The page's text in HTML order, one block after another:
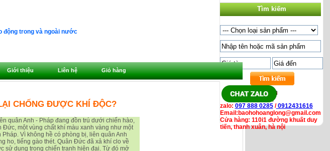
động trong và ngoài nước
Tìm kiếm
zalo: 097 888 0285/0912431616
Email:baohohoanglong@gmail.com
Cửa hàng: 110i1 đường khuất duy
tiến, thanh xuân, hà nội
Giới thiệu Liên hệ Giỏ hàng
CHỐNG ĐƯỢC KHÍ ĐỘC?
quân Anh - Pháp đang đồn trú dưới chiến hào,
một vùng chất khí màu xanh vàng như một
Vì không hề có phòng bị, liên quân Anh
ho, tiếng gào thét. Quân Đức đã xả khí clo về
sử dụng trong chiến tranh hiện đại. Từ đó mở